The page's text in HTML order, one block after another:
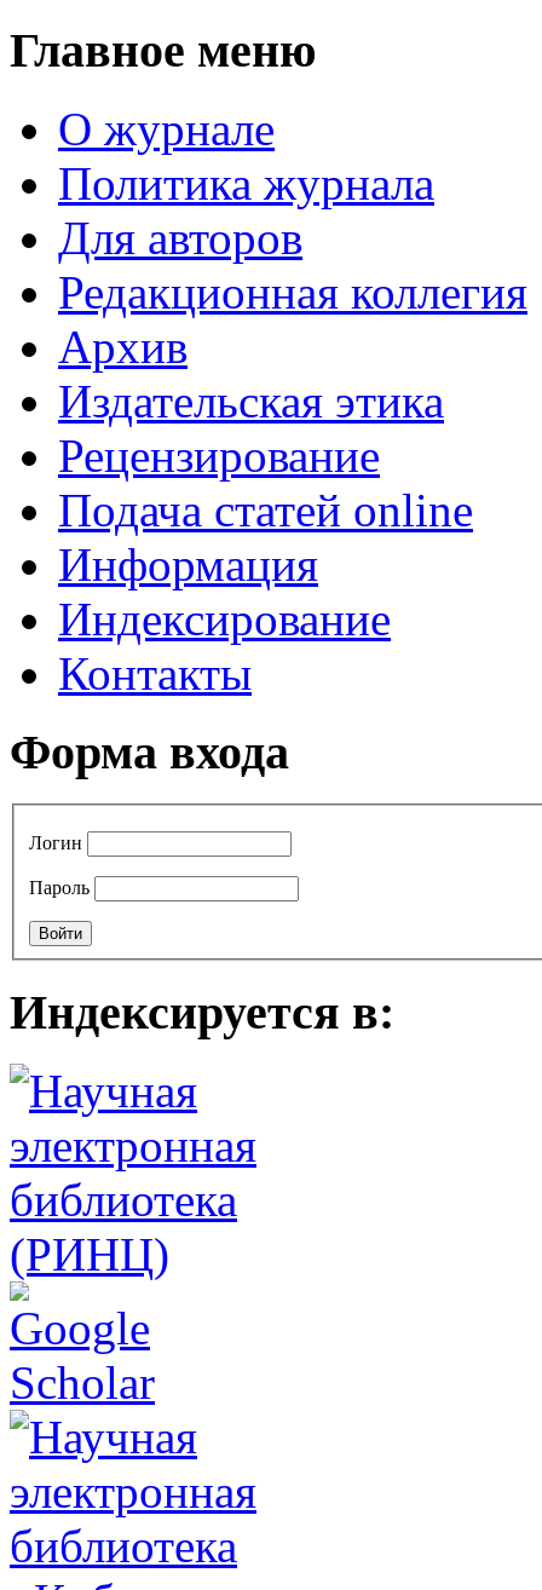
Главное меню
О журнале
Политика журнала
Для авторов
Редакционная коллегия
Архив
Издательская этика
Рецензирование
Подача статей online
Информация
Индексирование
Контакты
Форма входа
Логин
Пароль
Индексируется в: